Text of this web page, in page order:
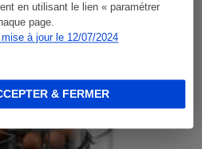
en utilisant le lien « paramétrer
page.
à jour le 12/07/2024
& FERMER